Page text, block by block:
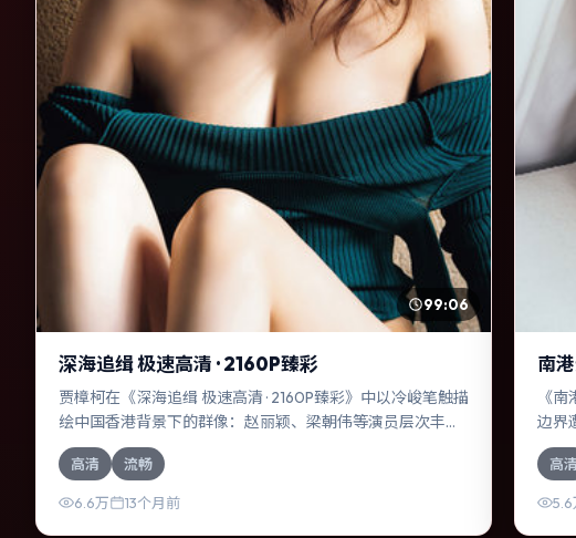
99:06
深海追缉 极速高清 · 2160P臻彩
贾樟柯在《深海追缉 极速高清 · 2160P臻彩》中以冷峻笔触描
绘中国香港背景下的群像：赵丽颖、梁朝伟等演员层次丰
富。作为一部战争作品，故事从日常裂缝切入，逐步推向不
可逆转的结局；视听语言统一，情感落点克制有力。
高清 流畅
6.6万 13个月前
南
《
边界
卓
积蓄
高清
5.6